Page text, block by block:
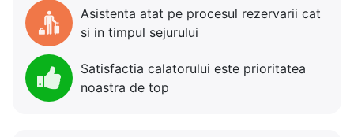
Asistenta atat pe procesul rezervarii cat
si in timpul sejurului
Satisfactia calatorului este prioritatea
noastra de top